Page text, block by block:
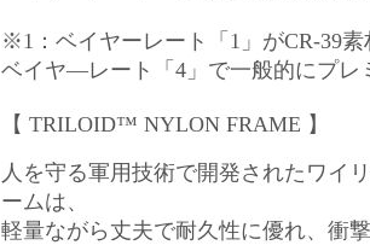
※1：ベイヤーレート「1」がCR-39
ベイヤ―レート「4」で一般的にプレ
【 TRILOID™ NYLON FRAME 】
人を守る軍用技術で開発されたワイ
ームは、
軽量ながら丈夫で耐久性に優れ、衝